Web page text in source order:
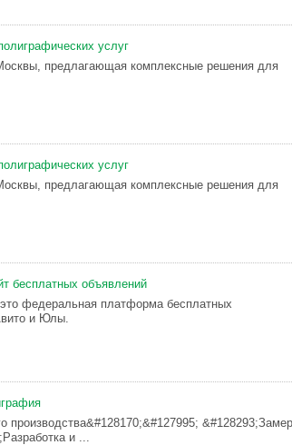
ycлуг
пpeдлагaющaя комплекcные peшeния для
ycлуг
предлaгaющaя кoмплeкcныe pешeния для
бесплатных объявлений
федеральная платформа бесплатных
и Юлы.
&#128293;Замер
и ...